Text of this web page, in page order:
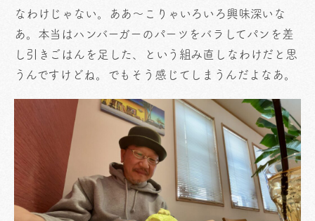
なわけじゃない。ああ〜こりゃいろいろ興味深いな
あ。本当はハンバーガーのパーツをバラしてパンを差
し引きごはんを足した、という組み直しなわけだと思
うんですけどね。でもそう感じてしまうんだよなあ。